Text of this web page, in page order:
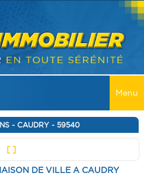
Menu
- CAUDRY - 59540
[ ]
DE VILLE A CAUDRY